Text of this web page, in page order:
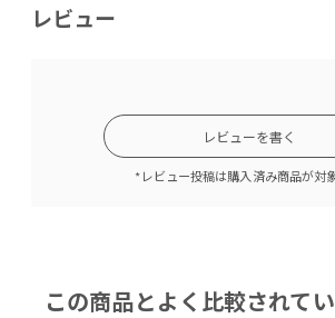
レビュー
レビューを書く
*レビュー投稿は購入済み商品が対
この商品とよく比較されて